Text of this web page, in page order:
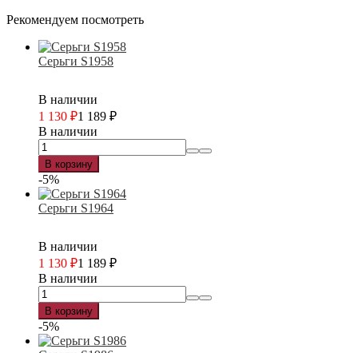
Рекомендуем посмотреть
Серьги S1958
В наличии
1 130 ₽1 189 ₽
В наличии
В корзину
-5%
Серьги S1964
В наличии
1 130 ₽1 189 ₽
В наличии
В корзину
-5%